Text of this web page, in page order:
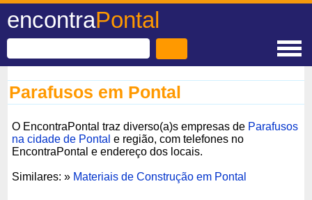
encontraPontal
Parafusos em Pontal
O EncontraPontal traz diverso(a)s empresas de Parafusos
na cidade de Pontal e região, com telefones no
EncontraPontal e endereço dos locais.
Similares: » Materiais de Construção em Pontal